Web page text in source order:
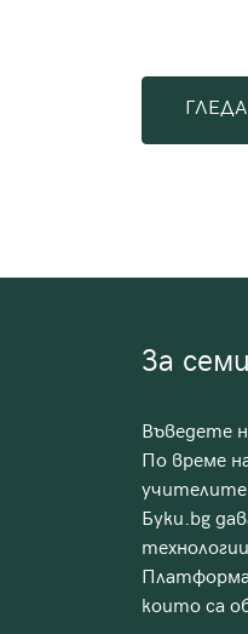
За
Въведете
По време
учителите
Буки.bg
които са